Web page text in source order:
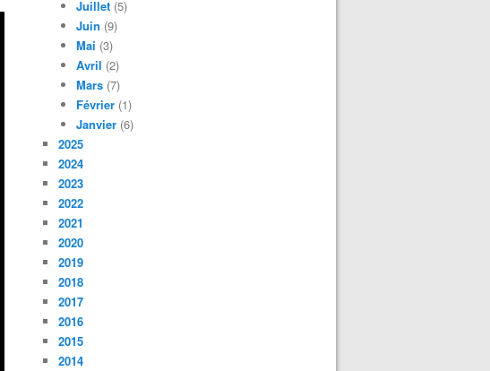
Juillet (5)
Juin (9)
Mai (3)
Avril (2)
Mars (7)
Février (1)
Janvier (6)
2025
2024
2023
2022
2021
2020
2019
2018
2017
2016
2015
2014